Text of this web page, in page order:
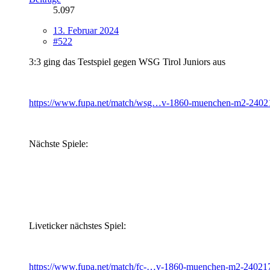
5.097
13. Februar 2024
#522
3:3 ging das Testspiel gegen WSG Tirol Juniors aus
https://www.fupa.net/match/wsg…v-1860-muenchen-m2-
Nächste Spiele:
Liveticker nächstes Spiel:
https://www.fupa.net/match/fc-…v-1860-muenchen-m2-